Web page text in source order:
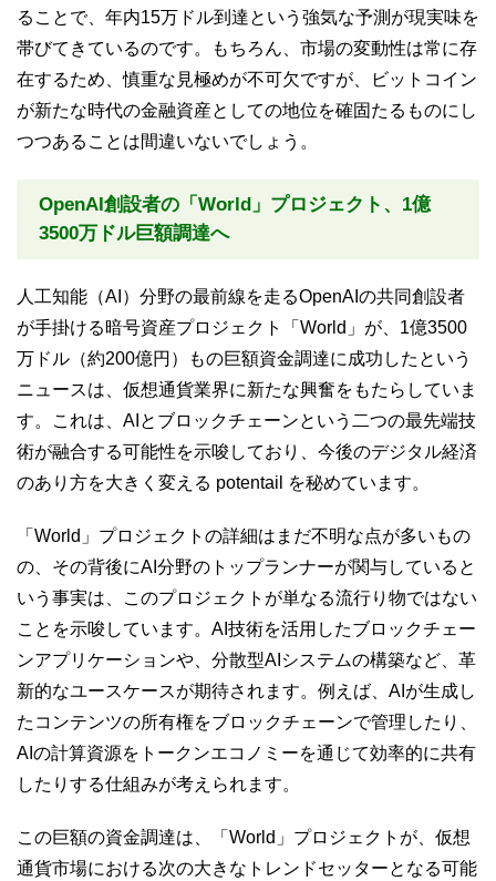
ることで、年内15万ドル到達という強気な予測が現実味を
帯びてきているのです。もちろん、市場の変動性は常に存
在するため、慎重な見極めが不可欠ですが、ビットコイン
が新たな時代の金融資産としての地位を確固たるものにし
つつあることは間違いないでしょう。
OpenAI創設者の「World」プロジェクト、1億
3500万ドル巨額調達へ
人工知能（AI）分野の最前線を走るOpenAIの共同創設者
が手掛ける暗号資産プロジェクト「World」が、1億3500
万ドル（約200億円）もの巨額資金調達に成功したという
ニュースは、仮想通貨業界に新たな興奮をもたらしていま
す。これは、AIとブロックチェーンという二つの最先端技
術が融合する可能性を示唆しており、今後のデジタル経済
のあり方を大きく変える potentail を秘めています。
「World」プロジェクトの詳細はまだ不明な点が多いもの
の、その背後にAI分野のトップランナーが関与していると
いう事実は、このプロジェクトが単なる流行り物ではない
ことを示唆しています。AI技術を活用したブロックチェー
ンアプリケーションや、分散型AIシステムの構築など、革
新的なユースケースが期待されます。例えば、AIが生成し
たコンテンツの所有権をブロックチェーンで管理したり、
AIの計算資源をトークンエコノミーを通じて効率的に共有
したりする仕組みが考えられます。
この巨額の資金調達は、「World」プロジェクトが、仮想
通貨市場における次の大きなトレンドセッターとなる可能